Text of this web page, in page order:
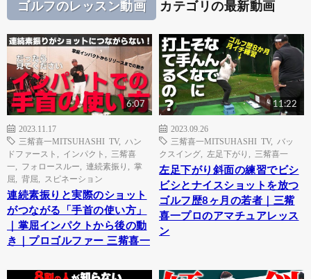
ゴルフのレッスン動画 カテゴリの最新動画
6:07
2023.11.17
三觜喜一MITSUHASHI TV, ハン
ドファースト
インパクト
三觜喜
一
フォロースルー 連続素振り
掌
屈
背屈 スピネーション
連続素振りと実際のショット
がつながる「手首の使い方」
｜掌屈インパクトから後の動
き｜プロゴルファー 三觜喜一
11:22
2023.09.26
三觜喜一MITSUHASHI TV, バッ
クスイング
左足下がり 三觜喜一
左足下がり斜面の練習でビシ
ビシとナイスショットを放つ
ゴルフ歴8ヶ月の若者｜三觜
喜一プロのアマチュアレッス
ン